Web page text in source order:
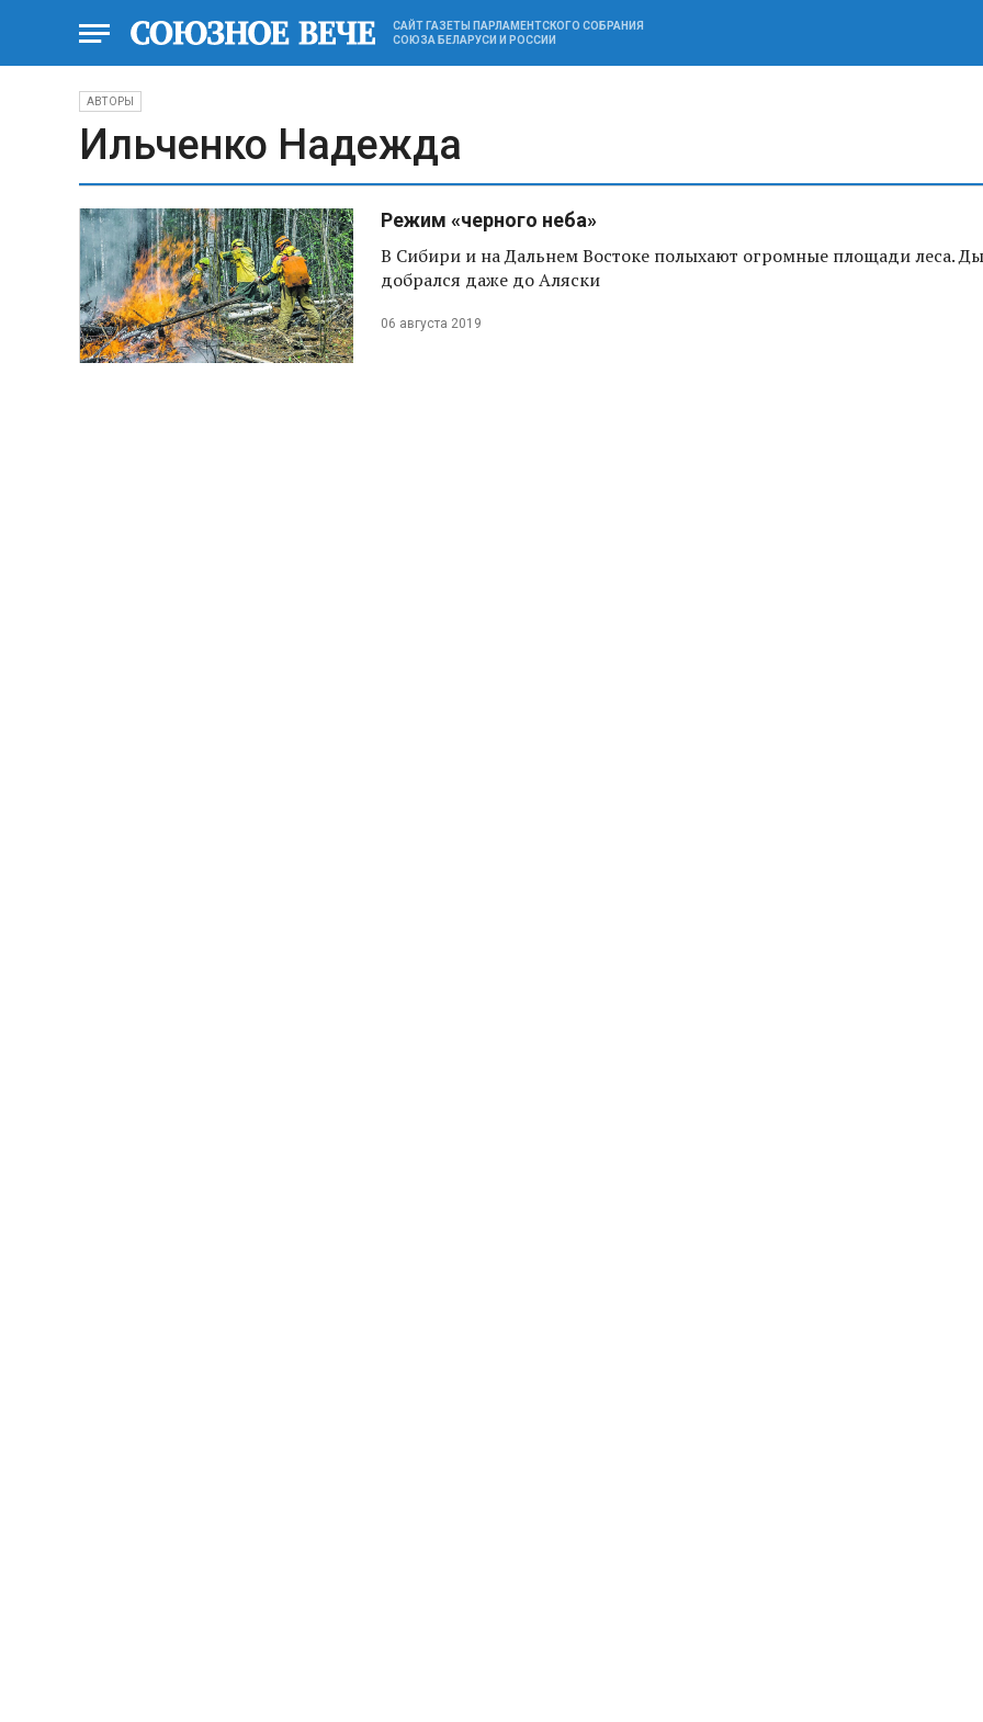
САЙТ ГАЗЕТЫ ПАРЛАМЕНТСКОГО СОБРАНИЯ
СОЮЗА БЕЛАРУСИ И РОССИИ
АВТОРЫ
Ильченко Надежда
Режим «черного неба»
В Сибири и на Дальнем Востоке полыхают огромные площади леса.
добрался даже до Аляски
06 августа 2019